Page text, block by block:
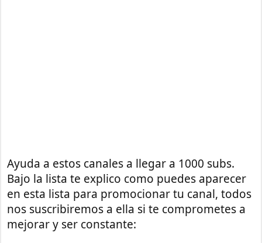
Ayuda a estos canales a llegar a 1000 subs.
Bajo la lista te explico como puedes aparecer
en esta lista para promocionar tu canal, todos
nos suscribiremos a ella si te comprometes a
mejorar y ser constante: